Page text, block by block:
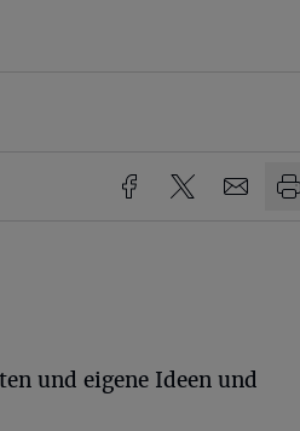
und eigene Ideen und